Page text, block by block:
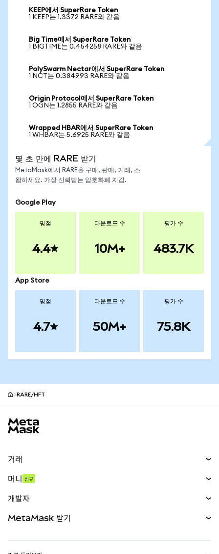
KEEP에서 SuperRare Token
1 KEEP는 1.3372 RARE와 같음
Big Time에서 SuperRare Token
1 BIGTIME는 0.454258 RARE와 같음
PolySwarm Nectar에서 SuperRare Token
1 NCT는 0.384993 RARE와 같음
Origin Protocol에서 SuperRare Token
1 OGN는 1.2855 RARE와 같음
Wrapped HBAR에서 SuperRare Token
1 WHBAR는 5.6925 RARE와 같음
몇 초 만에 RARE 받기
MetaMask에서 RARE을 구매, 판매, 거래, 스
왑하세요. 가장 신뢰받는 암호화폐 지갑.
Google Play
평점
4.4
다운로드 수
10M+
평가 수
483.7K
App Store
평점
4.7
다운로드 수
50M+
평가 수
75.8K
RARE/HFT
거래
무기한 선물
실물자산
머니 신규
개발자
MetaMask 받기